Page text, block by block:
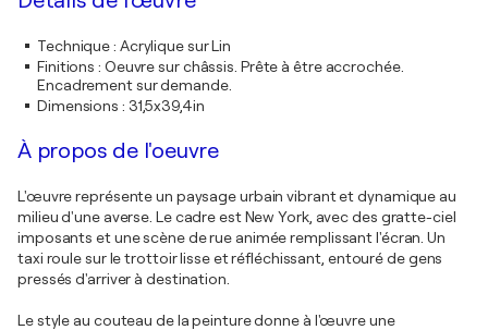
Technique: Acrylique sur Lin
Finitions : Oeuvre sur châssis. Prête à être accrochée.
Encadrement sur demande.
Dimensions : 31,5x39,4in
À propos de l'oeuvre
L'œuvre représente un paysage urbain vibrant et dynamique au
milieu d'une averse. Le cadre est New York, avec des gratte-ciel
imposants et une scène de rue animée remplissant l'écran. Un
taxi roule sur le trottoir lisse et réfléchissant, entouré de gens
pressés d'arriver à destination.
Le style au couteau de la peinture donne à l'œuvre une